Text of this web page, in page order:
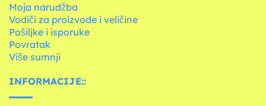
Moja narudžba
Vodiči za proizvode i veličine
Pošiljke i isporuke
Povratak
Više sumnji
INFORMACIJE::